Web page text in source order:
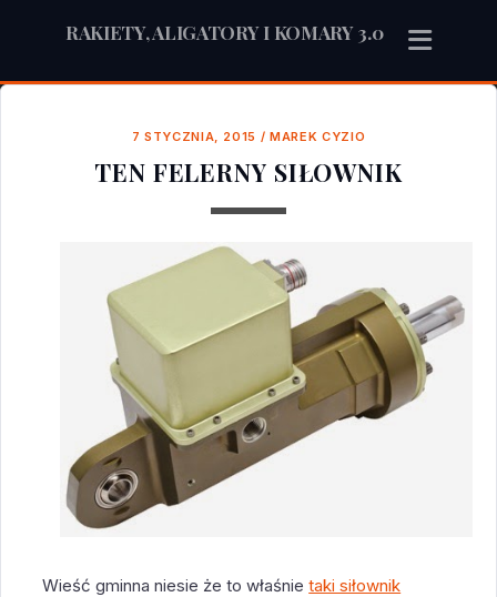
RAKIETY, ALIGATORY I KOMARY 3.0
7 STYCZNIA, 2015 /MAREK CYZIO
TEN FELERNY SIŁOWNIK
Wieść gminna niesie że to właśnietaki siłownik